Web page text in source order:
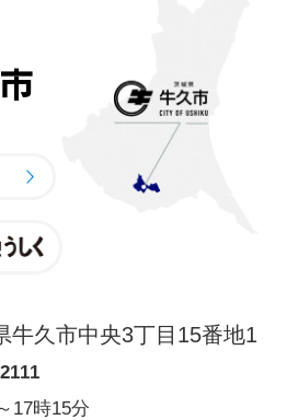
牛久市中央3丁目15番地1
17時15分